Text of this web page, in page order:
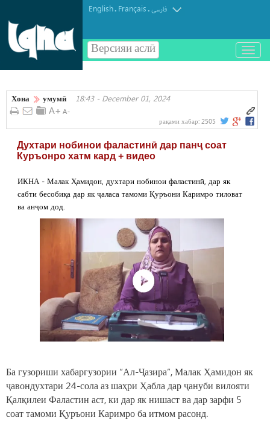
English. Français.فارسی
Версияи аслӣ
باز
و
کردن
Хона умумӣ 18:43 - December 01, 2024
рақами хабар: 2505
Духтари нобинои фаластинӣ дар панҷ соат
Куръонро хатм кард + видео
ИКНА - Малак Ҳамидон, духтари нобинои фаластинӣ, дар як
сабти бесобиқа дар як ҷаласа тамоми Қуръони Каримро тиловат
ва анҷом дод.
Ба гузориши хабаргузории “Ал-Ҷазира”, Малак Ҳамидон як
ҷавондухтари 24-сола аз шаҳри Ҳабла дар ҷануби вилояти
Қалқилеи Фаластин аст, ки дар як нишаст ва дар зарфи 5
соат тамоми Қуръони Каримро ба итмом расонд.